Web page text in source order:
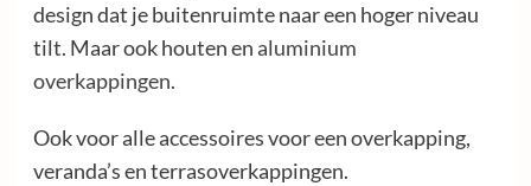
design dat je buitenruimte naar een hoger niveau
tilt. Maar ook houten en aluminium
overkappingen.
Ook voor alle accessoires voor een overkapping,
veranda’s en terrasoverkappingen.